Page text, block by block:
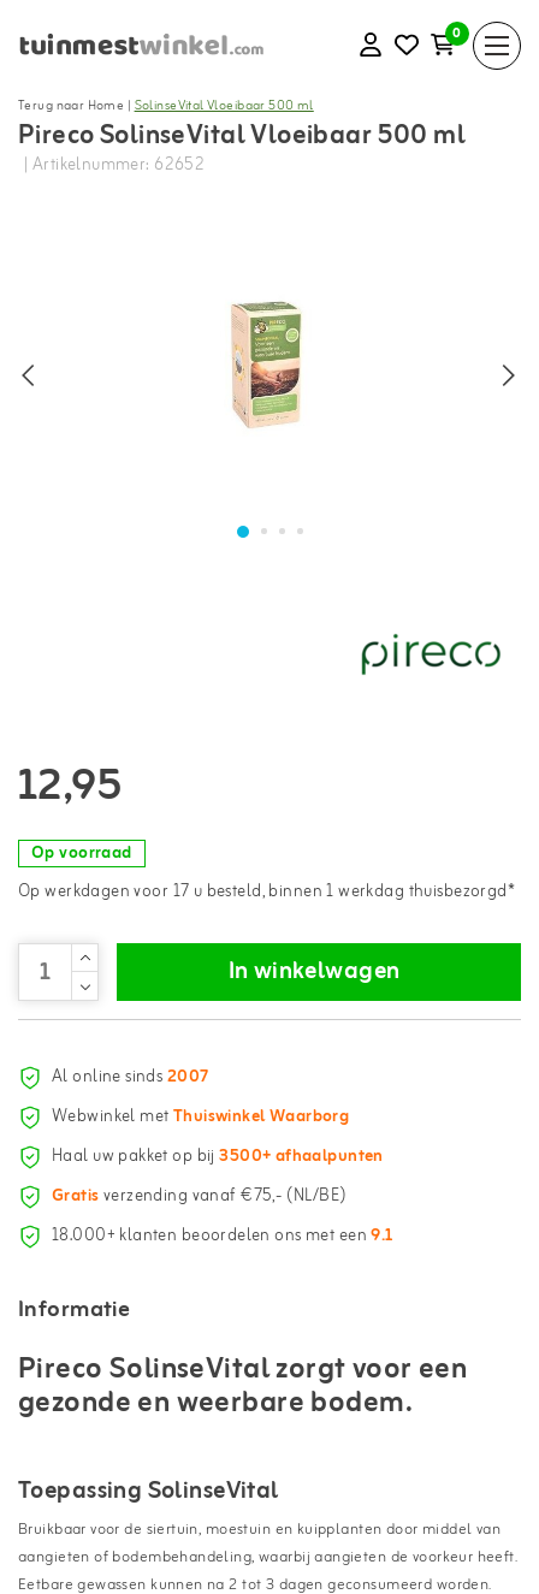
0
Terug naar Home |SolinseVital Vloeibaar 500 ml
Pireco SolinseVital Vloeibaar 500 ml
| Artikelnummer: 62652
12,95
Op voorraad
Op werkdagen voor 17 u besteld, binnen 1 werkdag thuisbezorgd*
In winkelwagen
Al online sinds2007
Webwinkel metThuiswinkel Waarborg
Haal uw pakket op bij3500+ afhaalpunten
Gratisverzending vanaf €75,- (NL/BE)
18.000+ klanten beoordelen ons met een9.1
Informatie
Pireco SolinseVital zorgt voor een
gezonde en weerbare bodem.
Toepassing SolinseVital
Bruikbaar voor de siertuin, moestuin en kuipplanten door middel van
aangieten of bodembehandeling, waarbij aangieten de voorkeur heeft.
Eetbare gewassen kunnen na 2 tot 3 dagen geconsumeerd worden.